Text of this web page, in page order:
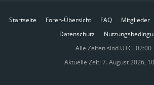
Startseite Foren-Übersicht FAQ Mitglieder
Datenschutz
Alle Zeiten sind UTC+02:00
Aktuelle Zeit: 7. August 2026,